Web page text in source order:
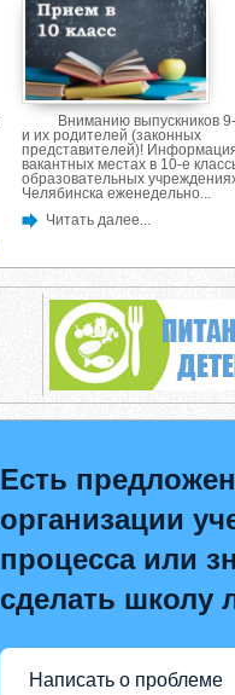
Вниманию выпускников 9-
и их родителей (законных
представителей)!
вакантных местах в 10-е
образовательных
Челябинска еженедельно...
Читать далее...
Есть
организации
процесса или
сделать школу
Написать о проблеме